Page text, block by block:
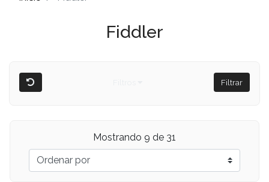
Fiddler
Filtrar
Mostrando 9 de 31